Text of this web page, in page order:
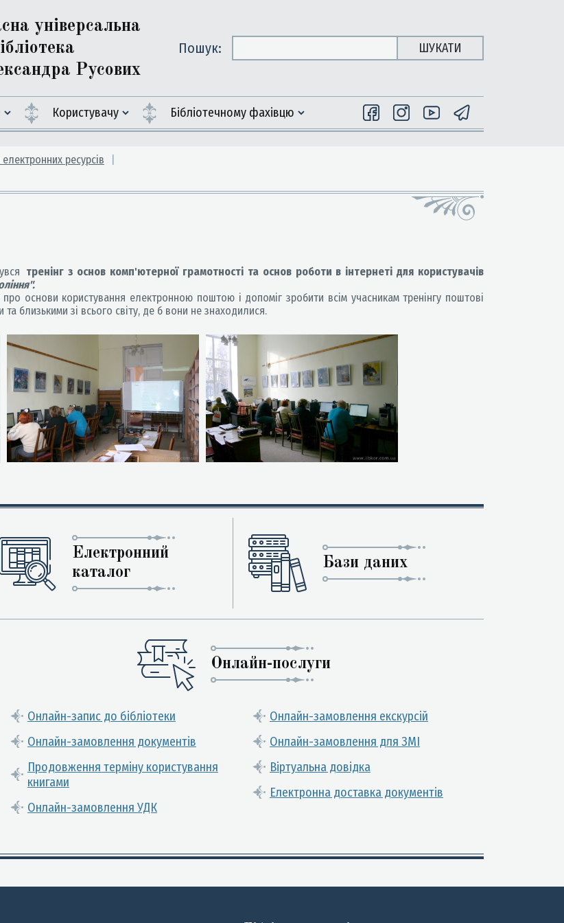
універсальна
Русових
Пошук: ШУКАТИ
Користувачу Бiблiотечному фахiвцю
ресурсів
тренінг з основ комп'ютерної грамотності та основ роботи в інтернеті для користувачів
про основи користування електронною поштою і допоміг зробити всім учасникам тренінгу поштові
та близькими зі всього світу, де б вони не знаходилися.
Електронний
каталог
Бази даних
Онлайн-послуги
Онлайн-запис до бібліотеки
Онлайн-замовлення документів
Продовження терміну користування
книгами
Онлайн-замовлення УДК
Онлайн-замовлення екскурсій
Онлайн-замовлення для ЗМІ
Віртуальна довідка
Електронна доставка документів